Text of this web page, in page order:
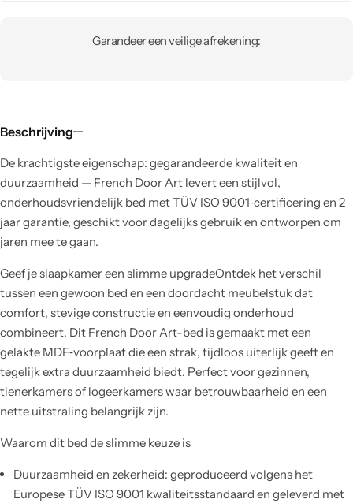
Garandeer een veilige afrekening:
Beschrijving
De krachtigste eigenschap: gegarandeerde kwaliteit en
duurzaamheid — French Door Art levert een stijlvol,
onderhoudsvriendelijk bed met TÜV ISO 9001‑certificering en 2
jaar garantie, geschikt voor dagelijks gebruik en ontworpen om
jaren mee te gaan.
Geef je slaapkamer een slimme upgradeOntdek het verschil
tussen een gewoon bed en een doordacht meubelstuk dat
comfort, stevige constructie en eenvoudig onderhoud
combineert. Dit French Door Art-bed is gemaakt met een
gelakte MDF‑voorplaat die een strak, tijdloos uiterlijk geeft en
tegelijk extra duurzaamheid biedt. Perfect voor gezinnen,
tienerkamers of logeerkamers waar betrouwbaarheid en een
nette uitstraling belangrijk zijn.
Waarom dit bed de slimme keuze is
Duurzaamheid en zekerheid: geproduceerd volgens het
Europese TÜV ISO 9001 kwaliteitsstandaard en geleverd met